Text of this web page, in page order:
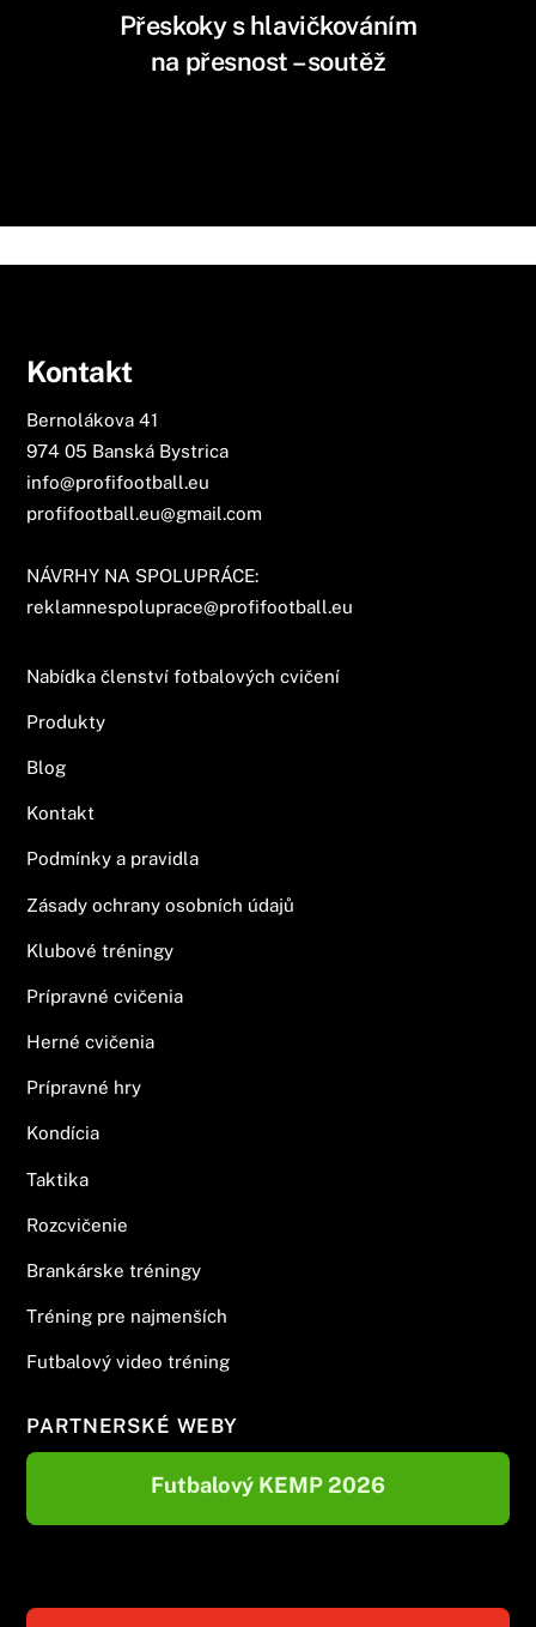
Přeskoky s hlavičkováním
na přesnost – soutěž
Kontakt
Bernolákova 41
974 05 Banská Bystrica
info@profifootball.eu
profifootball.eu@gmail.com
NÁVRHY NA SPOLUPRÁCE:
reklamnespoluprace@profifootball.eu
Nabídka členství fotbalových cvičení
Produkty
Blog
Kontakt
Podmínky a pravidla
Zásady ochrany osobních údajů
Klubové tréningy
Prípravné cvičenia
Herné cvičenia
Prípravné hry
Kondícia
Taktika
Rozcvičenie
Brankárske tréningy
Tréning pre najmenších
Futbalový video tréning
PARTNERSKÉ WEBY
Futbalový KEMP 2026